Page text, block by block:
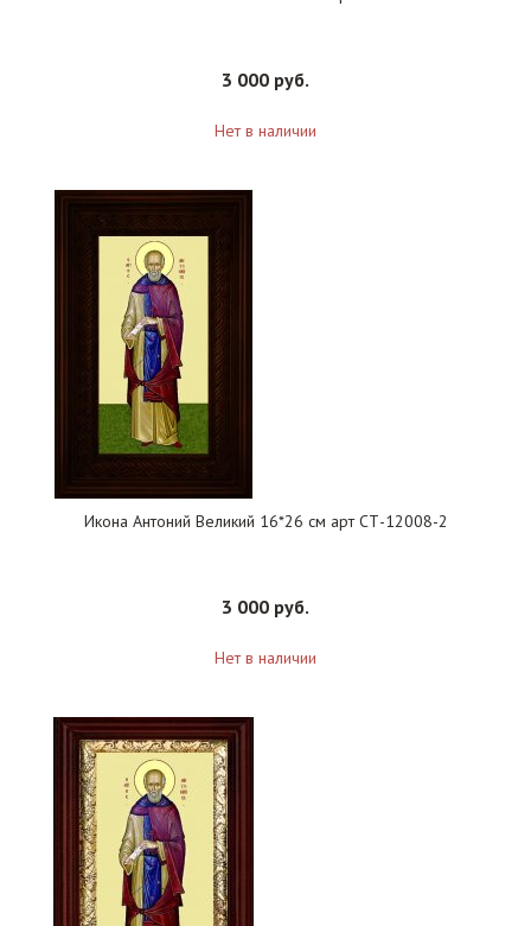
3 000 руб.
Нет в наличии
Икона Антоний Великий 16*26 см арт СТ-12008-2
3 000 руб.
Нет в наличии